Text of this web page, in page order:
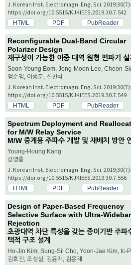
J. Korean Inst. Electromagn. Eng. Sci.
https://doi.org/10.5515/KJKIEES.2019.30.7.542
HTML PDF PubReader
Reconfigurable Dual-Band Circular
Polarizer Design
재구성이 가능한 이중 대역 원형 편파기 설
Soon-Young Eom, Jong-Moon Lee, Cheon-
엄순영, 이종문, 신천식
J. Korean Inst. Electromagn. Eng. Sci.
https://doi.org/10.5515/KJKIEES.2019.30.7.549
HTML PDF PubReader
Spectrum Deployment and
for M/W Relay Service
M/W 중계용 주파수 개발 및 재배치 방안
Young-Houng Kang
강영흥
J. Korean Inst. Electromagn. Eng. Sci.
https://doi.org/10.5515/KJKIEES.2019.30.7.556
HTML PDF PubReader
Design of Paper-Based Frequency
Selective Surface with Ultra-
Rejection
초광대역 차단 특성을 갖는 종이기반 주파
택적 구조 설계
Ho-Jin Kim, Sung-Sil Cho, Yoon-Jae Kim, Ic-
김호진, 조성실, 김윤재, 김윤재